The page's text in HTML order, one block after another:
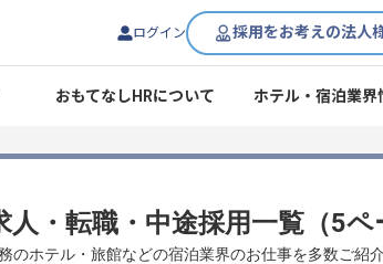
ログイン 採用をお考えの法人
おもてなしHRについて ホテル・宿泊業界
・転職・中途採用一覧（5ペ
のホテル・旅館などの宿泊業界のお仕事を多数ご紹